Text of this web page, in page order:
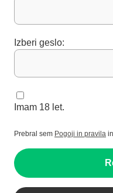
Izberi geslo:
Imam 18 let.
Prebral sem Pogoji in pravila in